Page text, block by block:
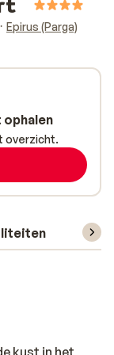
Epirus (Parga)
kust in het
ophalen
overzicht.